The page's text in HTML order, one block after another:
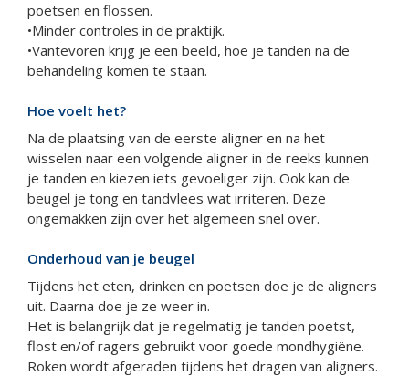
poetsen en flossen.
•Minder controles in de praktijk.
•Vantevoren krijg je een beeld, hoe je tanden na de
behandeling komen te staan.
Hoe voelt het?
Na de plaatsing van de eerste aligner en na het
wisselen naar een volgende aligner in de reeks kunnen
je tanden en kiezen iets gevoeliger zijn. Ook kan de
beugel je tong en tandvlees wat irriteren. Deze
ongemakken zijn over het algemeen snel over.
Onderhoud van je beugel
Tijdens het eten, drinken en poetsen doe je de aligners
uit. Daarna doe je ze weer in.
Het is belangrijk dat je regelmatig je tanden poetst,
flost en/of ragers gebruikt voor goede mondhygiëne.
Roken wordt afgeraden tijdens het dragen van aligners.